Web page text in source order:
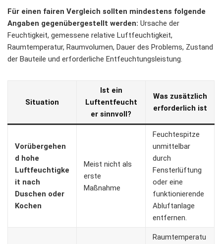
Für einen fairen Vergleich sollten mindestens folgende
Angaben gegenübergestellt werden: Ursache der
Feuchtigkeit, gemessene relative Luftfeuchtigkeit,
Raumtemperatur, Raumvolumen, Dauer des Problems, Zustand
der Bauteile und erforderliche Entfeuchtungsleistung.
Situation
Ist ein
Luftentfeucht
er sinnvoll?
Was zusätzlich
erforderlich ist
Vorübergehen
d hohe
Luftfeuchtigke
it nach
Duschen oder
Kochen
Meist nicht als
erste
Maßnahme
Feuchtespitze
unmittelbar
durch
Fensterlüftung
oder eine
funktionierende
Abluftanlage
entfernen.
Raumtemperatu